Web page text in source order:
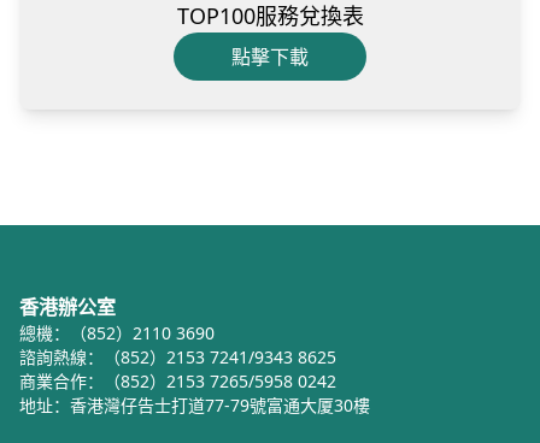
TOP100服務兌換表
點擊下載
香港辦公室
總機：（852）2110 3690
諮詢熱線：（852）2153 7241/9343 8625
商業合作：（852）2153 7265/5958 0242
地址：香港灣仔告士打道77-79號富通大厦30樓